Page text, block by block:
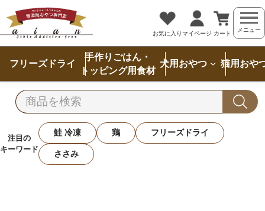
お気に入りマイページ カート
メニュー
フリーズドライ
手作りごはん・
トッピング用食材
犬用おやつ 猫用おや
注目の
キーワード
鮭 冷凍 鶏 フリーズドライ
ささみ